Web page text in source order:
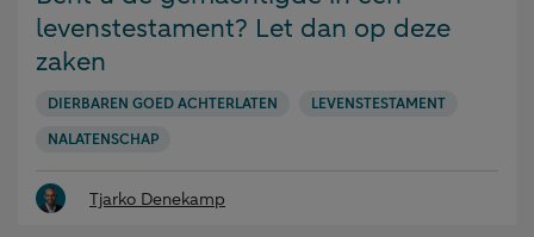
levenstestament? Let dan op deze
zaken
DIERBAREN GOED ACHTERLATEN
LEVENSTESTAMENT
NALATENSCHAP
Tjarko Denekamp